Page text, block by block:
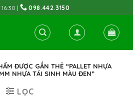
| 098.442.3150
ĐƯỢC GẮN THẺ “PALLET NHỰA
NHỰA TÁI SINH MÀU ĐEN”
LỌC